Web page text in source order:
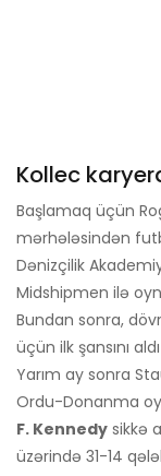
Kollec
Başlamaq üçün
mərhələsindən
Dənizçilik
Midshipmen ilə
Bundan sonra,
üçün ilk şansını aldı
Yarım ay sonra
Ordu-Donanma
F. Kennedy sikkə
üzərində 31-14